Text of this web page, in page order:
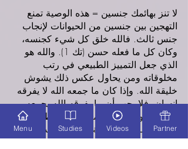
لا تنز بهائمك جنسين = هذه الوصية تمنع
التهجين بين جنسين من الحيوانات لإنجاب
جنس ثالث. فالله خلق كل شيء كجنسه،
وكان كل ما فعله حسن (تك 1). والله هو
الذي جعل التمييز الطبيعي في رتب
مخلوقاته ومن يحاول عكس ذلك يشوش
خليقة الله. وإذا كان ما جمعه الله لا يفرقه
إنسان، فلا يجب أن ما يفرقه الله يجمعه
الإنسان. وقد يكون المنع حتى لا يظن
الإنسان أنه يخلق خلقة جديدة أو يعدل من
خليقة الله. والطبيعة أظهرت أن مثل هذه
Menu Studies Videos Partner